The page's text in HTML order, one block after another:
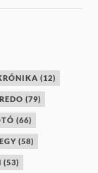
(12)
(79)
(66)
(58)
(53)